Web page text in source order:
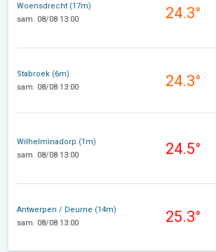
Woensdrecht (17m)
sam. 08/08 13:00
24.3°
Stabroek (6m)
sam. 08/08 13:00
24.3°
Wilhelminadorp (1m)
sam. 08/08 13:00
24.5°
Antwerpen / Deurne (14m)
sam. 08/08 13:00
25.3°